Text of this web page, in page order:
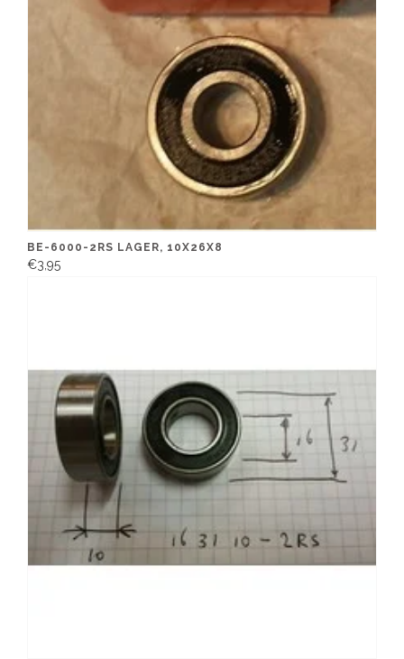
BE-6000-2RS LAGER, 10X26X8
€3,95